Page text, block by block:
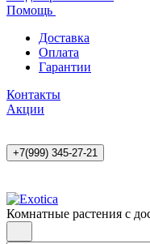
Помощь
Доставка
Оплата
Гарантии
Контакты
Акции
+7(999) 345-27-21
Комнатные растения с